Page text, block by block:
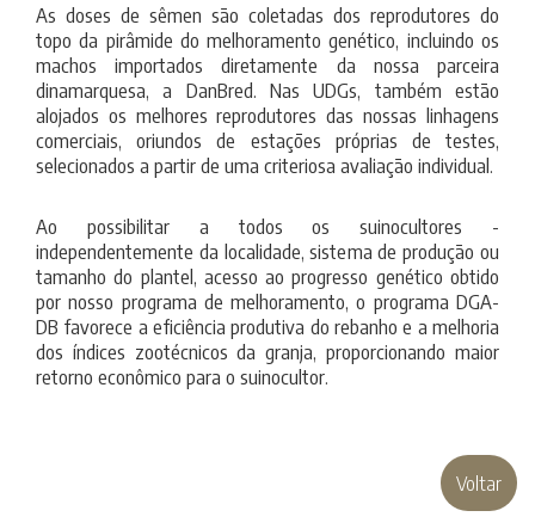
As doses de sêmen são coletadas dos reprodutores do
topo da pirâmide do melhoramento genético, incluindo os
machos importados diretamente da nossa parceira
dinamarquesa, a DanBred. Nas UDGs, também estão
alojados os melhores reprodutores das nossas linhagens
comerciais, oriundos de estações próprias de testes,
selecionados a partir de uma criteriosa avaliação individual.
Ao possibilitar a todos os suinocultores -
independentemente da localidade, sistema de produção ou
tamanho do plantel, acesso ao progresso genético obtido
por nosso programa de melhoramento, o programa DGA-
DB favorece a eficiência produtiva do rebanho e a melhoria
dos índices zootécnicos da granja, proporcionando maior
retorno econômico para o suinocultor.
Voltar